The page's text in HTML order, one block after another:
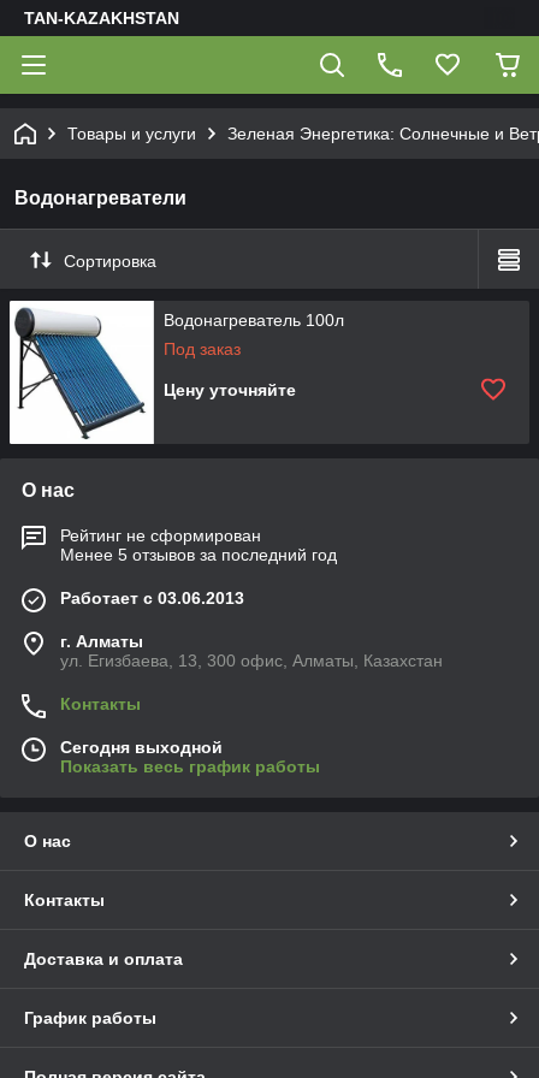
TAN-KAZAKHSTAN
Товары и услуги Зеленая Энергетика: Солнечные и
Водонагреватели
Сортировка
Водонагреватель 100л
Под заказ
Цену уточняйте
О нас
Рейтинг не сформирован
Менее 5 отзывов за последний год
Работает с 03.06.2013
г. Алматы
ул. Егизбаева, 13, 300 офис, Алматы, Казахстан
Контакты
Сегодня выходной
Показать весь график работы
О нас
Контакты
Доставка и оплата
График работы